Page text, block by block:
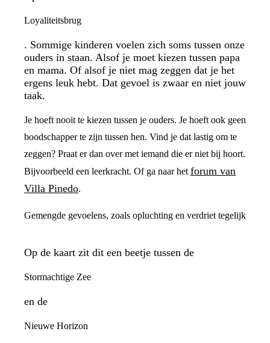
Loyaliteitsbrug
. Sommige kinderen voelen zich soms tussen onze
ouders in staan. Alsof je moet kiezen tussen papa
en mama. Of alsof je niet mag zeggen dat je het
ergens leuk hebt. Dat gevoel is zwaar en niet jouw
taak.
Je hoeft nooit te kiezen tussen je ouders. Je hoeft ook geen
boodschapper te zijn tussen hen. Vind je dat lastig om te
zeggen? Praat er dan over met iemand die er niet bij hoort.
Bijvoorbeeld een leerkracht. Of ga naar het forum van
Villa Pinedo.
Gemengde gevoelens, zoals opluchting en verdriet tegelijk
Op de kaart zit dit een beetje tussen de
Stormachtige Zee
en de
Nieuwe Horizon